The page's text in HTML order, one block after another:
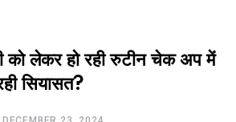
को लेकर हो रही रुटीन चेक अप में
सियासत?